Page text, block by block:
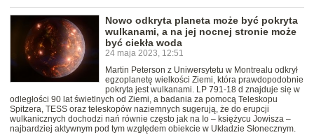
Nowo odkryta planeta może być pokryta
wulkanami, a na jej nocnej stronie może
być ciekła woda
24 maja 2023, 12:51
Martin Peterson z Uniwersytetu w Montrealu odkrył
egzoplanetę wielkości Ziemi, która prawdopodobnie
pokryta jest wulkanami. LP 791-18 d znajduje się w
odległości 90 lat świetlnych od Ziemi, a badania za pomocą Teleskopu
Spitzera, TESS oraz teleskopów naziemnych sugerują, że do erupcji
wulkanicznych dochodzi nań równie często jak na Io – księżycu Jowisza –
najbardziej aktywnym pod tym względem obiekcie w Układzie Słonecznym.